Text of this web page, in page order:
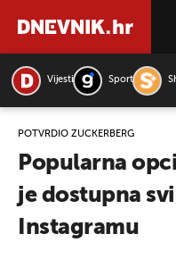
Vijesti Sport
POTVRDIO ZUCKERBERG
Popularna
je dostupna
Instagramu
PRETRAŽITE VIJESTI